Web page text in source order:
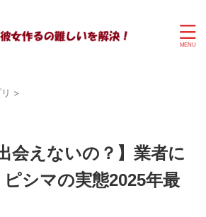
>
会えないの？】業者に
シマの実態2025年最